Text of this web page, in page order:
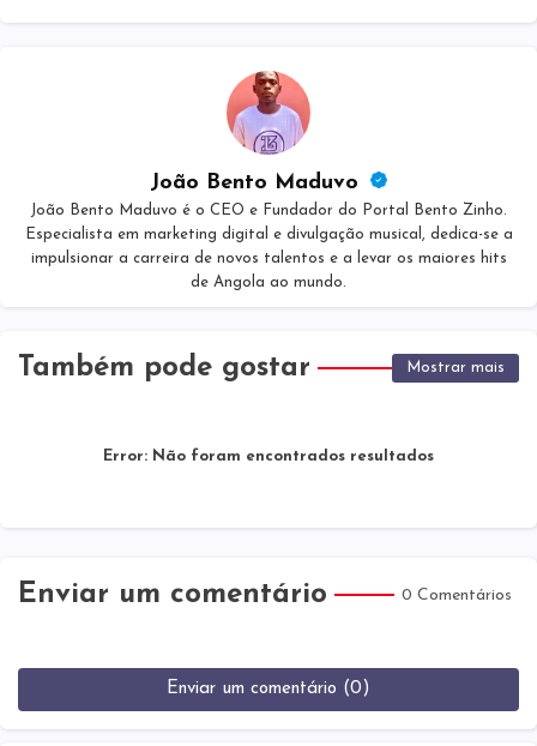
João Bento Maduvo
João Bento Maduvo é o CEO e Fundador do Portal Bento Zinho.
Especialista em marketing digital e divulgação musical, dedica-se a
impulsionar a carreira de novos talentos e a levar os maiores hits
de Angola ao mundo.
Também pode gostar Mostrar mais
Error: Não foram encontrados resultados
Enviar um comentário 0 Comentários
Enviar um comentário (0)